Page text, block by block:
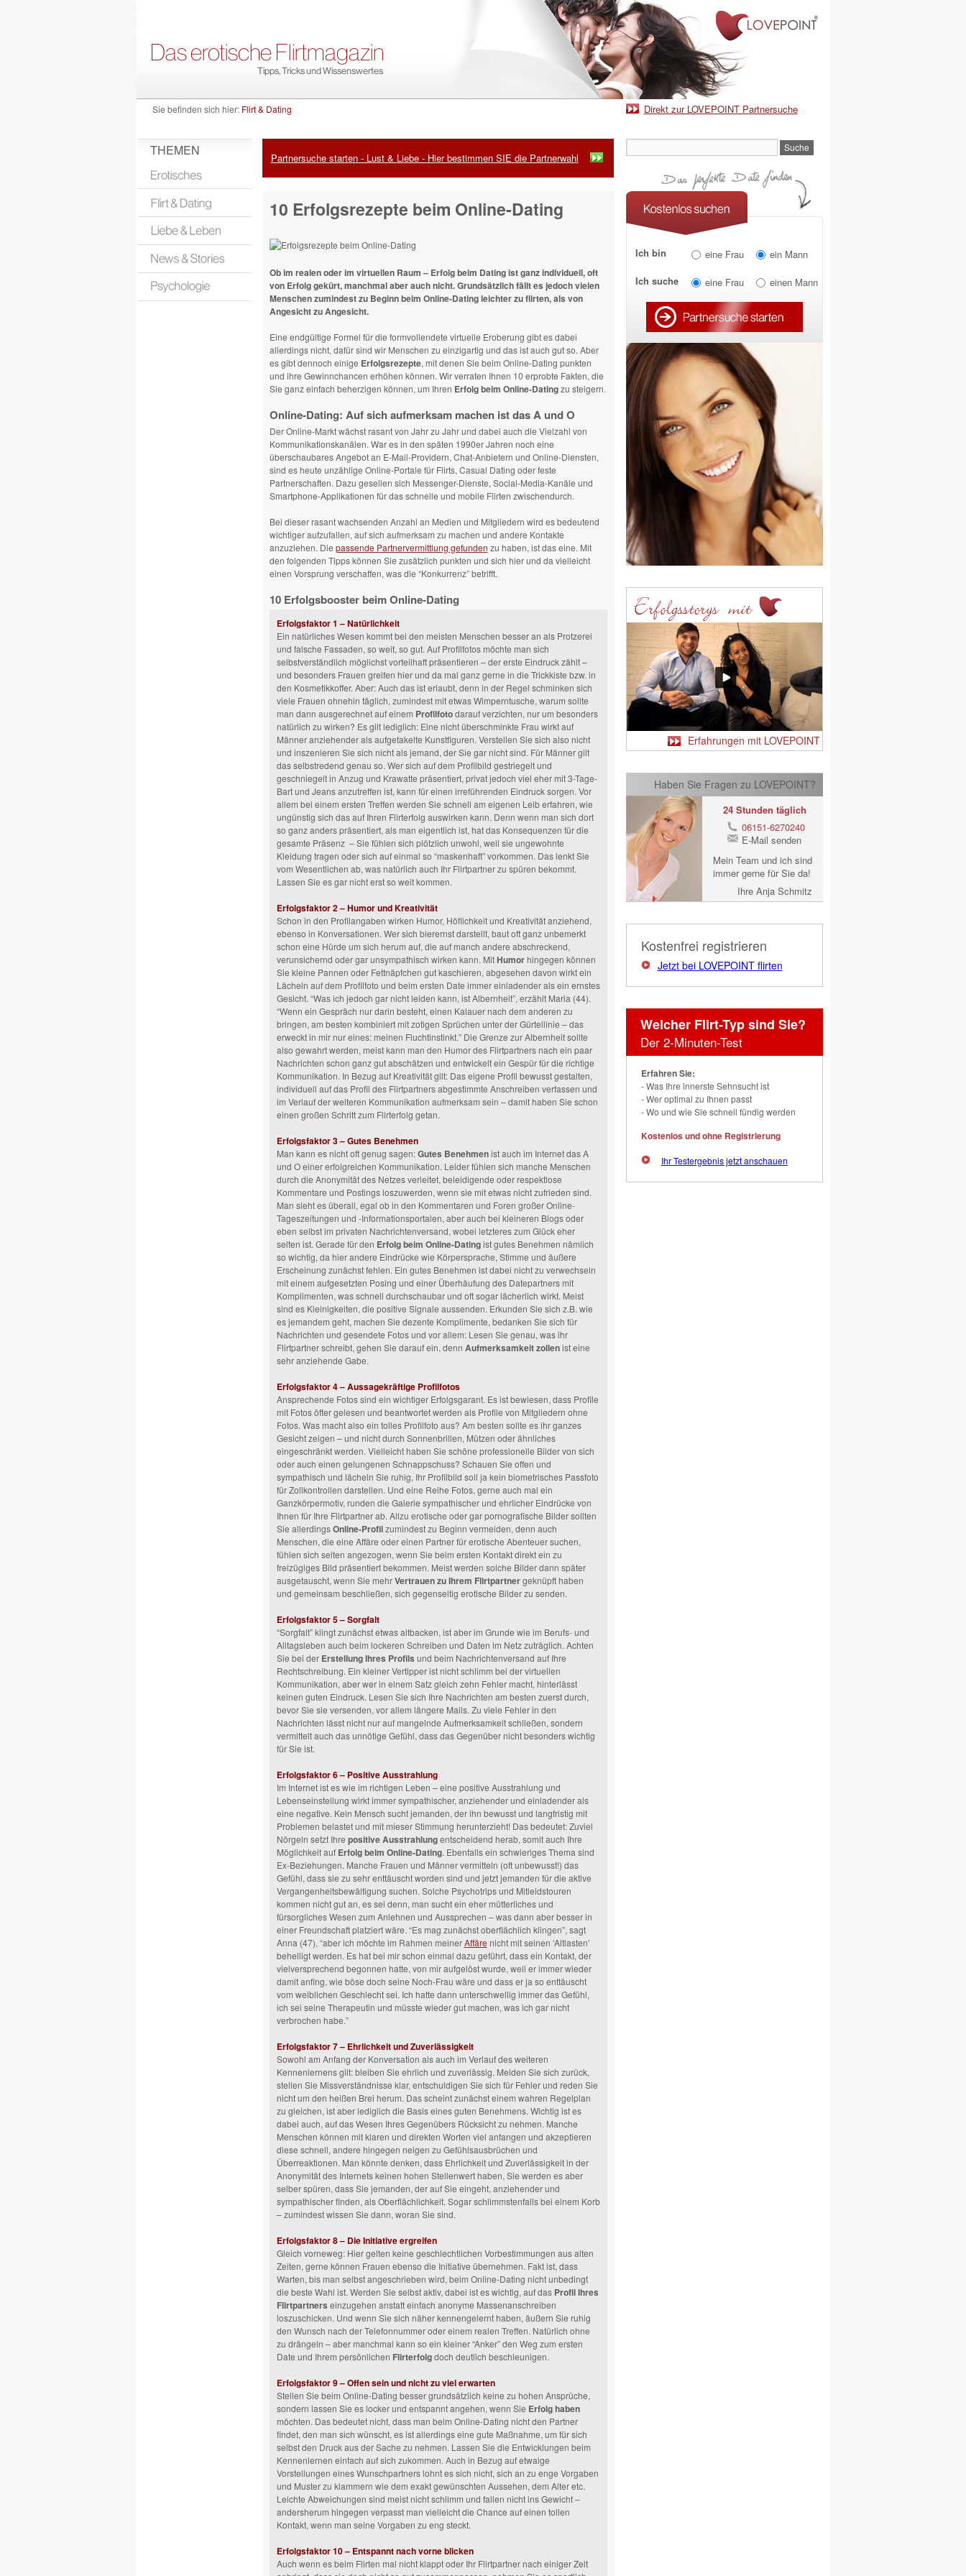
Sie befinden sich hier: Flirt & Dating Direkt zur LOVEPOINT Partnersuche
THEMEN
Ich bin eine Frau
ein Mann
Ich suche
eine Frau einen Mann
Erfahrungen mit LOVEPOINT
Haben Sie Fragen zu LOVEPOINT?
24 Stunden täglich
06151-6270240
E-Mail senden
Mein Team und ich sind
immer gerne für Sie da!
Ihre Anja Schmitz
Kostenfrei registrieren
Jetzt bei LOVEPOINT flirten
Welcher Flirt-Typ sind Sie?
Der 2-Minuten-Test
Erfahren Sie:
Was Ihre innerste Sehnsucht ist
Wer optimal zu Ihnen passt
Wo und wie Sie schnell fündig werden
Kostenlos und ohne Registrierung
Ihr Testergebnis jetzt anschauen
Partnersuche starten - Lust & Liebe - Hier bestimmen SIE die Partnerwahl
10 Erfolgsrezepte beim Online-Dating
Ob im realen oder im virtuellen Raum – Erfolg beim Dating ist ganz individuell, oft
von Erfolg gekürt, manchmal aber auch nicht. Grundsätzlich fällt es jedoch vielen
Menschen zumindest zu Beginn beim Online-Dating leichter zu flirten, als von
Angesicht zu Angesicht.
Eine endgültige Formel für die formvollendete virtuelle Eroberung gibt es dabei
allerdings nicht, dafür sind wir Menschen zu einzigartig und das ist auch gut so. Aber
es gibt dennoch einige Erfolgsrezepte, mit denen Sie beim Online-Dating punkten
und ihre Gewinnchancen erhöhen können. Wir verraten Ihnen 10 erprobte Fakten, die
Sie ganz einfach beherzigen können, um Ihren Erfolg beim Online-Datingzu steigern.
Online-Dating: Auf sich aufmerksam machen ist das A und O
Der Online-Markt wächst rasant von Jahr zu Jahr und dabei auch die Vielzahl von
Kommunikationskanälen. War es in den späten 1990er Jahren noch eine
überschaubares Angebot an E-Mail-Providern, Chat-Anbietern und Online-Diensten,
sind es heute unzählige Online-Portale für Flirts, Casual Dating oder feste
Partnerschaften. Dazu gesellen sich Messenger-Dienste, Social-Media-Kanäle und
Smartphone-Applikationen für das schnelle und mobile Flirten zwischendurch.
Bei dieser rasant wachsenden Anzahl an Medien und Mitgliedern wird es bedeutend
wichtiger aufzufallen, auf sich aufmerksam zu machen und andere Kontakte
anzuziehen. Die passende Partnervermittlung gefunden zu haben, ist das eine. Mit
den folgenden Tipps können Sie zusätzlich punkten und sich hier und da vielleicht
einen Vorsprung verschaffen, was die “Konkurrenz” betrifft.
10 Erfolgsbooster beim Online-Dating
Erfolgsfaktor 1 – Natürlichkeit
Ein natürliches Wesen kommt bei den meisten Menschen besser an als Protzerei
und falsche Fassaden, so weit, so gut. Auf Profilfotos möchte man sich
selbstverständlich möglichst vorteilhaft präsentieren – der erste Eindruck zählt –
und besonders Frauen greifen hier und da mal ganz gerne in die Trickkiste bzw. in
den Kosmetikkoffer. Aber: Auch das ist erlaubt, denn in der Regel schminken sich
viele Frauen ohnehin täglich, zumindest mit etwas Wimperntusche, warum sollte
man dann ausgerechnet auf einem Profilfotodarauf verzichten, nur um besonders
natürlich zu wirken? Es gilt lediglich: Eine nicht überschminkte Frau wirkt auf
Männer anziehender als aufgetakelte Kunstfiguren. Verstellen Sie sich also nicht
und inszenieren Sie sich nicht als jemand, der Sie gar nicht sind. Für Männer gilt
das selbstredend genau so. Wer sich auf dem Profilbild gestriegelt und
geschniegelt in Anzug und Krawatte präsentiert, privat jedoch viel eher mit 3-Tage-
Bart und Jeans anzutreffen ist, kann für einen irreführenden Eindruck sorgen. Vor
allem bei einem ersten Treffen werden Sie schnell am eigenen Leib erfahren, wie
ungünstig sich das auf Ihren Flirterfolg auswirken kann. Denn wenn man sich dort
so ganz anders präsentiert, als man eigentlich ist, hat das Konsequenzen für die
gesamte Präsenz – Sie fühlen sich plötzlich unwohl, weil sie ungewohnte
Kleidung tragen oder sich auf einmal so “maskenhaft” vorkommen. Das lenkt Sie
vom Wesentlichen ab, was natürlich auch Ihr Flirtpartner zu spüren bekommt.
Lassen Sie es gar nicht erst so weit kommen.
Erfolgsfaktor 2 – Humor und Kreativität
Schon in den Profilangaben wirken Humor, Höflichkeit und Kreativität anziehend,
ebenso in Konversationen. Wer sich bierernst darstellt, baut oft ganz unbemerkt
schon eine Hürde um sich herum auf, die auf manch andere abschreckend,
verunsichernd oder gar unsympathisch wirken kann. MitHumorhingegen können
Sie kleine Pannen oder Fettnäpfchen gut kaschieren, abgesehen davon wirkt ein
Lächeln auf dem Profilfoto und beim ersten Date immer einladender als ein ernstes
Gesicht. “Was ich jedoch gar nicht leiden kann, ist Albernheit”, erzählt Maria (44).
“Wenn ein Gespräch nur darin besteht, einen Kalauer nach dem anderen zu
bringen, am besten kombiniert mit zotigen Sprüchen unter der Gürtellinie – das
erweckt in mir nur eines: meinen Fluchtinstinkt.” Die Grenze zur Albernheit sollte
also gewahrt werden, meist kann man den Humor des Flirtpartners nach ein paar
Nachrichten schon ganz gut abschätzen und entwickelt ein Gespür für die richtige
Kommunikation. In Bezug auf Kreativität gilt: Das eigene Profil bewusst gestalten,
individuell auf das Profil des Flirtpartners abgestimmte Anschreiben verfassen und
im Verlauf der weiteren Kommunikation aufmerksam sein – damit haben Sie schon
einen großen Schritt zum Flirterfolg getan.
Erfolgsfaktor 3 – Gutes Benehmen
Man kann es nicht oft genug sagen:Gutes Benehmenist auch im Internet das A
und O einer erfolgreichen Kommunikation. Leider fühlen sich manche Menschen
durch die Anonymität des Netzes verleitet, beleidigende oder respektlose
Kommentare und Postings loszuwerden, wenn sie mit etwas nicht zufrieden sind.
Man sieht es überall, egal ob in den Kommentaren und Foren großer Online-
Tageszeitungen und -Informationsportalen, aber auch bei kleineren Blogs oder
eben selbst im privaten Nachrichtenversand, wobei letzteres zum Glück eher
selten ist. Gerade für den Erfolg beim Online-Datingist gutes Benehmen nämlich
so wichtig, da hier andere Eindrücke wie Körpersprache, Stimme und äußere
Erscheinung zunächst fehlen. Ein gutes Benehmen ist dabei nicht zu verwechseln
mit einem aufgesetzten Posing und einer Überhäufung des Datepartners mit
Komplimenten, was schnell durchschaubar und oft sogar lächerlich wirkt. Meist
sind es Kleinigkeiten, die positive Signale aussenden. Erkunden Sie sich z.B. wie
es jemandem geht, machen Sie dezente Komplimente, bedanken Sie sich für
Nachrichten und gesendete Fotos und vor allem: Lesen Sie genau, was ihr
Flirtpartner schreibt, gehen Sie darauf ein, denn Aufmerksamkeit zollenist eine
sehr anziehende Gabe.
Erfolgsfaktor 4 – Aussagekräftige Profilfotos
Ansprechende Fotos sind ein wichtiger Erfolgsgarant. Es ist bewiesen, dass Profile
mit Fotos öfter gelesen und beantwortet werden als Profile von Mitgliedern ohne
Fotos. Was macht also ein tolles Profilfoto aus? Am besten sollte es ihr ganzes
Gesicht zeigen – und nicht durch Sonnenbrillen, Mützen oder ähnliches
eingeschränkt werden. Vielleicht haben Sie schöne professionelle Bilder von sich
oder auch einen gelungenen Schnappschuss? Schauen Sie offen und
sympathisch und lächeln Sie ruhig, Ihr Profilbild soll ja kein biometrisches Passfoto
für Zollkontrollen darstellen. Und eine Reihe Fotos, gerne auch mal ein
Ganzkörpermotiv, runden die Galerie sympathischer und ehrlicher Eindrücke von
Ihnen für Ihre Flirtpartner ab. Allzu erotische oder gar pornografische Bilder sollten
Sie allerdingsOnline-Profilzumindest zu Beginn vermeiden, denn auch
Menschen, die eine Affäre oder einen Partner für erotische Abenteuer suchen,
fühlen sich selten angezogen, wenn Sie beim ersten Kontakt direkt ein zu
freizügiges Bild präsentiert bekommen. Meist werden solche Bilder dann später
ausgetauscht, wenn Sie mehrVertrauen zu Ihrem Flirtpartnergeknüpft haben
und gemeinsam beschließen, sich gegenseitig erotische Bilder zu senden.
Erfolgsfaktor 5 – Sorgfalt
“Sorgfalt” klingt zunächst etwas altbacken, ist aber im Grunde wie im Berufs- und
Alltagsleben auch beim lockeren Schreiben und Daten im Netz zuträglich. Achten
Sie bei der Erstellung Ihres Profils und beim Nachrichtenversand auf Ihre
Rechtschreibung. Ein kleiner Vertipper ist nicht schlimm bei der virtuellen
Kommunikation, aber wer in einem Satz gleich zehn Fehler macht, hinterlässt
keinen guten Eindruck. Lesen Sie sich Ihre Nachrichten am besten zuerst durch,
bevor Sie sie versenden, vor allem längere Mails. Zu viele Fehler in den
Nachrichten lässt nicht nur auf mangelnde Aufmerksamkeit schließen, sondern
vermittelt auch das unnötige Gefühl, dass das Gegenüber nicht besonders wichtig
für Sie ist.
Erfolgsfaktor 6 – Positive Ausstrahlung
Im Internet ist es wie im richtigen Leben – eine positive Ausstrahlung und
Lebenseinstellung wirkt immer sympathischer, anziehender und einladender als
eine negative. Kein Mensch sucht jemanden, der ihn bewusst und langfristig mit
Problemen belastet und mit mieser Stimmung herunterzieht! Das bedeutet: Zuviel
Nörgeln setzt Ihre positive Ausstrahlungentscheidend herab, somit auch Ihre
Möglichkeit auf Erfolg beim Online-Dating. Ebenfalls ein schwieriges Thema sind
Ex-Beziehungen. Manche Frauen und Männer vermitteln (oft unbewusst!) das
Gefühl, dass sie zu sehr enttäuscht worden sind und jetzt jemanden für die aktive
Vergangenheitsbewältigung suchen. Solche Psychotrips und Mitleidstouren
kommen nicht gut an, es sei denn, man sucht ein eher mütterliches und
fürsorgliches Wesen zum Anlehnen und Aussprechen – was dann aber besser in
einer Freundschaft platziert wäre. “Es mag zunächst oberflächlich klingen”, sagt
Anna (47), “aber ich möchte im Rahmen meinerAffäre nicht mit seinen ‘Altlasten’
behelligt werden. Es hat bei mir schon einmal dazu geführt, dass ein Kontakt, der
vielversprechend begonnen hatte, von mir aufgelöst wurde, weil er immer wieder
damit anfing, wie böse doch seine Noch-Frau wäre und dass er ja so enttäuscht
vom weiblichen Geschlecht sei. Ich hatte dann unterschwellig immer das Gefühl,
ich sei seine Therapeutin und müsste wieder gut machen, was ich gar nicht
verbrochen habe.”
Erfolgsfaktor 7 – Ehrlichkeit und Zuverlässigkeit
Sowohl am Anfang der Konversation als auch im Verlauf des weiteren
Kennenlernens gilt: bleiben Sie ehrlich und zuverlässig. Melden Sie sich zurück,
stellen Sie Missverständnisse klar, entschuldigen Sie sich für Fehler und reden Sie
nicht um den heißen Brei herum. Das scheint zunächst einem wahren Regelplan
zu gleichen, ist aber lediglich die Basis eines guten Benehmens. Wichtig ist es
dabei auch, auf das Wesen Ihres Gegenübers Rücksicht zu nehmen. Manche
Menschen können mit klaren und direkten Worten viel anfangen und akzeptieren
diese schnell, andere hingegen neigen zu Gefühlsausbrüchen und
Überreaktionen. Man könnte denken, dass Ehrlichkeit und Zuverlässigkeit in der
Anonymität des Internets keinen hohen Stellenwert haben, Sie werden es aber
selber spüren, dass Sie jemanden, der auf Sie eingeht, anziehender und
sympathischer finden, als Oberflächlichkeit. Sogar schlimmstenfalls bei einem Korb
– zumindest wissen Sie dann, woran Sie sind.
Erfolgsfaktor 8 – Die Initiative ergreifen
Gleich vorneweg: Hier gelten keine geschlechtlichen Vorbestimmungen aus alten
Zeiten, gerne können Frauen ebenso die Initiative übernehmen. Fakt ist, dass
Warten, bis man selbst angeschrieben wird, beim Online-Dating nicht unbedingt
die beste Wahl ist. Werden Sie selbst aktiv, dabei ist es wichtig, auf das Profil Ihres
Flirtpartners einzugehen anstatt einfach anonyme Massenanschreiben
loszuschicken. Und wenn Sie sich näher kennengelernt haben, äußern Sie ruhig
den Wunsch nach der Telefonnummer oder einem realen Treffen. Natürlich ohne
zu drängeln – aber manchmal kann so ein kleiner “Anker” den Weg zum ersten
Date und Ihrem persönlichen Flirterfolgdoch deutlich beschleunigen.
Erfolgsfaktor 9 – Offen sein und nicht zu viel erwarten
Stellen Sie beim Online-Dating besser grundsätzlich keine zu hohen Ansprüche,
sondern lassen Sie es locker und entspannt angehen, wenn Sie Erfolg haben
möchten. Das bedeutet nicht, dass man beim Online-Dating nicht den Partner
findet, den man sich wünscht, es ist allerdings eine gute Maßnahme, um für sich
selbst den Druck aus der Sache zu nehmen. Lassen Sie die Entwicklungen beim
Kennenlernen einfach auf sich zukommen. Auch in Bezug auf etwaige
Vorstellungen eines Wunschpartners lohnt es sich nicht, sich an zu enge Vorgaben
und Muster zu klammern wie dem exakt gewünschten Aussehen, dem Alter etc.
Leichte Abweichungen sind meist nicht schlimm und fallen nicht ins Gewicht –
andersherum hingegen verpasst man vielleicht die Chance auf einen tollen
Kontakt, wenn man seine Vorgaben zu eng steckt.
Erfolgsfaktor 10 – Entspannt nach vorne blicken
Auch wenn es beim Flirten mal nicht klappt oder Ihr Flirtpartner nach einiger Zeit